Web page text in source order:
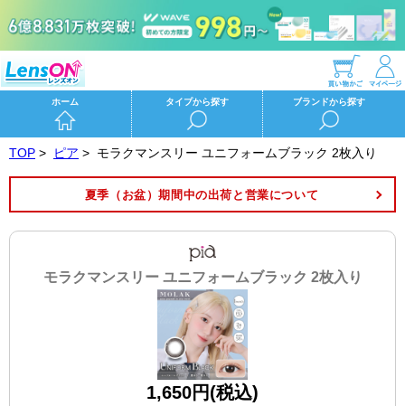
ホーム タイプから探す ブランドから探す
TOP > ピア > モラクマンスリー ユニフォームブラック 2枚入り
夏季（お盆）期間中の出荷と営業について
モラクマンスリー ユニフォームブラック 2枚入り
1,650円(税込)